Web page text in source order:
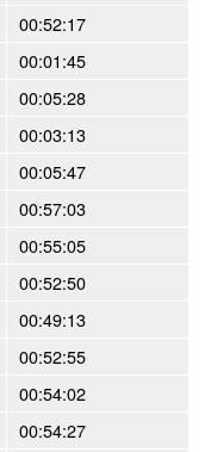
00:52:17
00:01:45
00:05:28
00:03:13
00:05:47
00:57:03
00:55:05
00:52:50
00:49:13
00:52:55
00:54:02
00:54:27